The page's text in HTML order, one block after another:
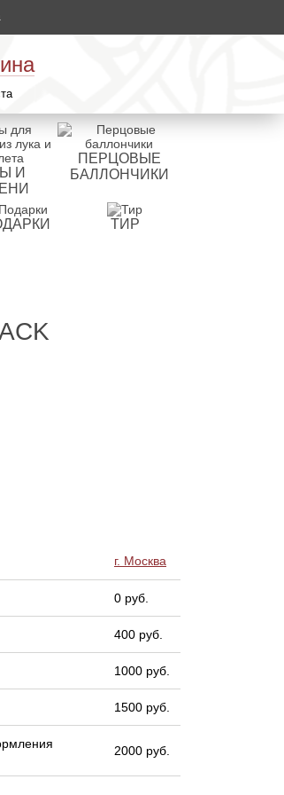
И
ПЕРЦОВЫЕ
БАЛЛОНЧИКИ
ТИР
г. Москва
0 руб.
400 руб.
1000 руб.
1500 руб.
2000 руб.